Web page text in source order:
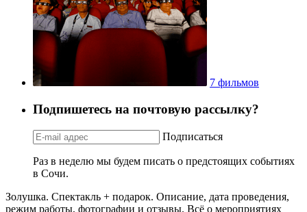
7 фильмов
Подпишетесь на почтовую рассылку?
Подписаться
Раз в неделю мы будем писать о предстоящих событиях
в Сочи.
Золушка. Спектакль + подарок. Описание, дата проведения,
режим работы, фотографии и отзывы. Всё о мероприятиях